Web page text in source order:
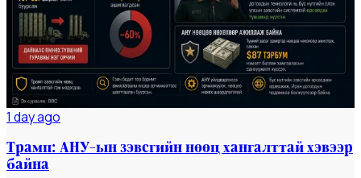
1 day ago
Трамп: АНУ-ын зэвсгийн нөөц хангалттай хэвээр
байна